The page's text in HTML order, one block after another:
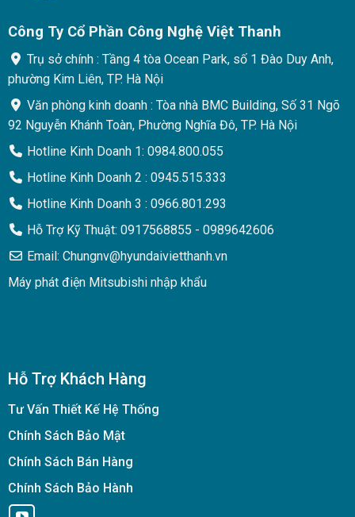
Công Ty Cổ Phần Công Nghệ Việt Thanh
Trụ sở chính : Tầng 4 tòa Ocean Park, số 1 Đào Duy Anh,
phường Kim Liên, TP. Hà Nội
Văn phòng kinh doanh : Tòa nhà BMC Building, Số 31 Ngõ
92 Nguyễn Khánh Toàn, Phường Nghĩa Đô, TP. Hà Nội
Hotline Kinh Doanh 1: 0984.800.055
Hotline Kinh Doanh 2 : 0945.515.333
Hotline Kinh Doanh 3 : 0966.801.293
Hỗ Trợ Kỹ Thuật: 0917568855 - 0989642606
Email: Chungnv@hyundaivietthanh.vn
Máy phát điện Mitsubishi nhập khẩu
Hỗ Trợ Khách Hàng
Tư Vấn Thiết Kế Hệ Thống
Chính Sách Bảo Mật
Chính Sách Bán Hàng
Chính Sách Bảo Hành